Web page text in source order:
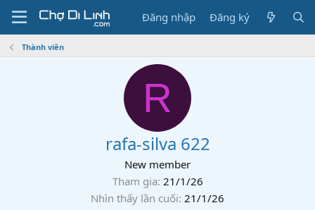
Đăng nhập Đăng ký
Thành viên
R
rafa-silva 622
New member
Tham gia 21/1/26
Nhìn thấy lần cuối 21/1/26